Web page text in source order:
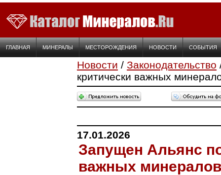
ГЛАВНАЯ МИНЕРАЛЫ МЕСТОРОЖДЕНИЯ НОВОСТИ СОБЫТИЯ
Новости / Законодательство
критически важных
17.01.2026
Запущен Альянс
важных минералов